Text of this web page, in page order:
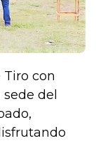
con
del